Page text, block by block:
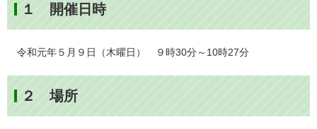
１ 開催日時
令和元年５月９日（木曜日） ９時30分～10時27分
２ 場所